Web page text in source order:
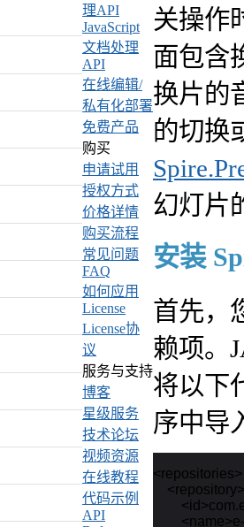
关操作
面包含
换片的
的切换
幻灯片
安装
首先，
赖项。
将以下
序中导
<repositories>
    <repository>
理API
JavaScript
文档处理
API
在线编辑/
私有化部署
免费产品
购买
申请试用
授权方式
价格详情
购买流程
常见问题
FAQ
如何应用
License
License协
议
服务与支持
博客
星级服务
技术论坛
视频资源
在线教程
代码示例
API